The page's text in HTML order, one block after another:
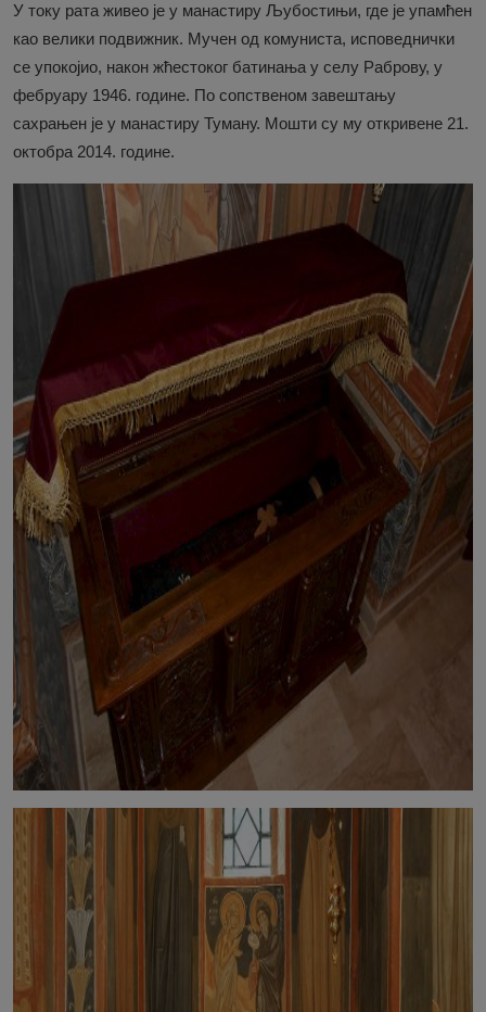
У току рата живео је у манастиру Љубостињи, где је упамћен
као велики подвижник. Мучен од комуниста, исповеднички
се упокојио, након жћестоког батинања у селу Раброву, у
фебруару 1946. године. По сопственом завештању
сахрањен је у манастиру Туману. Мошти су му откривене 21.
октобра 2014. године.